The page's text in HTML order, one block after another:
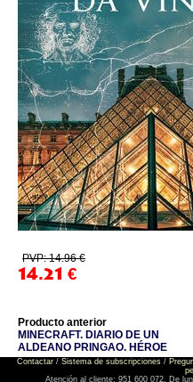
PVP: 14.96 €
14.21 €
Producto anterior
MINECRAFT. DIARIO DE UN
ALDEANO PRINGAO. HÉROE
Contactar/ Sistema de subscripciones/
Atención al cliente: 951 600 072. De